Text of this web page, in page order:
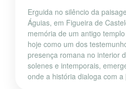
Erguida no silêncio da
Águias, em Figueira de
memória de um antigo
hoje como um dos
presença romana no interior
solenes e intemporais,
onde a história dialoga com a